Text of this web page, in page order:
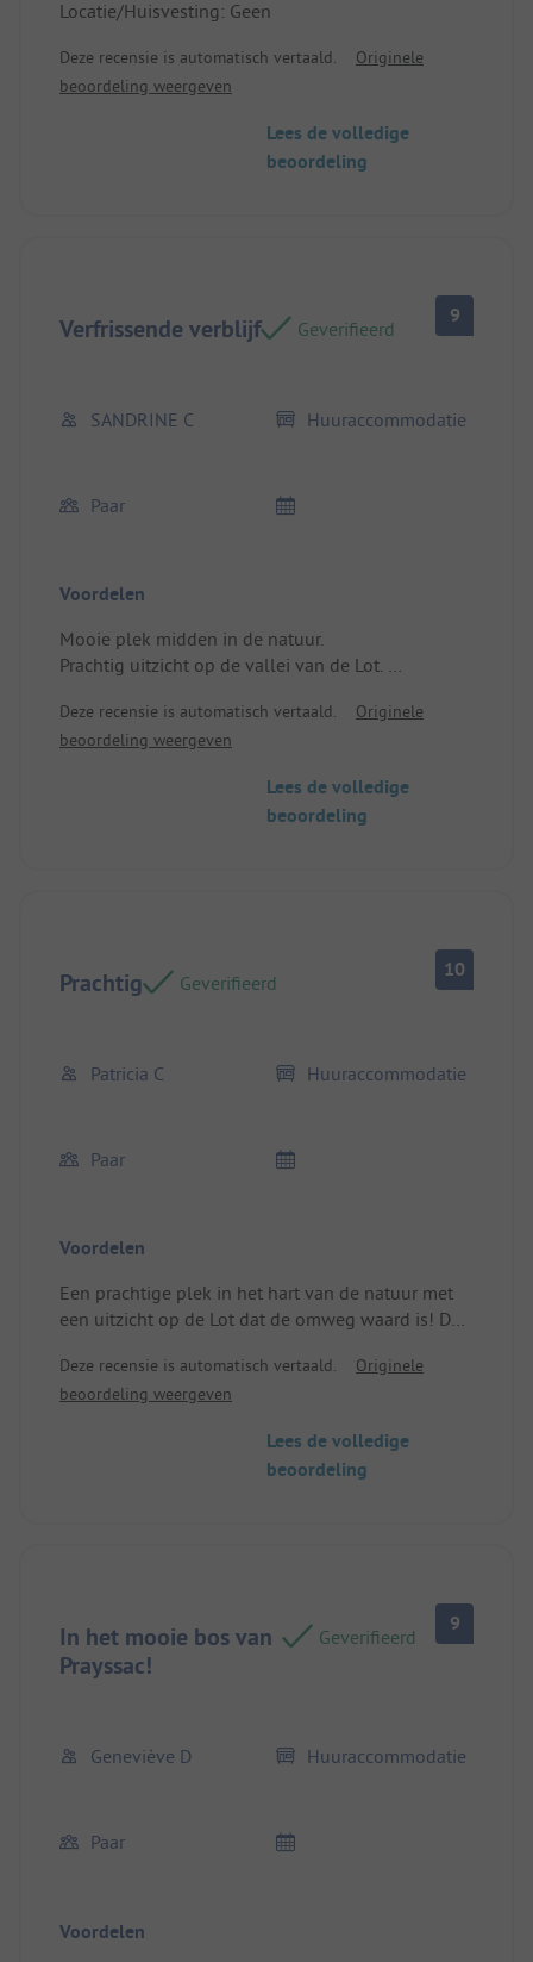
Locatie/Huisvesting: Geen
Deze recensie is automatisch vertaald.
Originele
beoordeling weergeven
Lees de volledige
beoordeling
Verfrissende verblijf Geverifieerd
9
SANDRINE C Huuraccommodatie
Paar
Voordelen
Mooie plek midden in de natuur.
Prachtig uitzicht op de vallei van de Lot.
Locatie/Accommodatie: Voldoet aan alle
behoeften.
Deze recensie is automatisch vertaald.
Originele
beoordeling weergeven
Lees de volledige
beoordeling
Prachtig Geverifieerd
10
Patricia C Huuraccommodatie
Paar
Voordelen
Een prachtige plek in het hart van de natuur met
een uitzicht op de Lot dat de omweg waard is! De
goed onderhouden – een heerlijk verblijf!
Locatie/Huisvesting: Het chalet is schoon, zeer
Deze recensie is automatisch vertaald.
Originele
beoordeling weergeven
Lees de volledige
beoordeling
In het mooie bos van
Prayssac!
Geverifieerd
9
Geneviève D Huuraccommodatie
Paar
Voordelen